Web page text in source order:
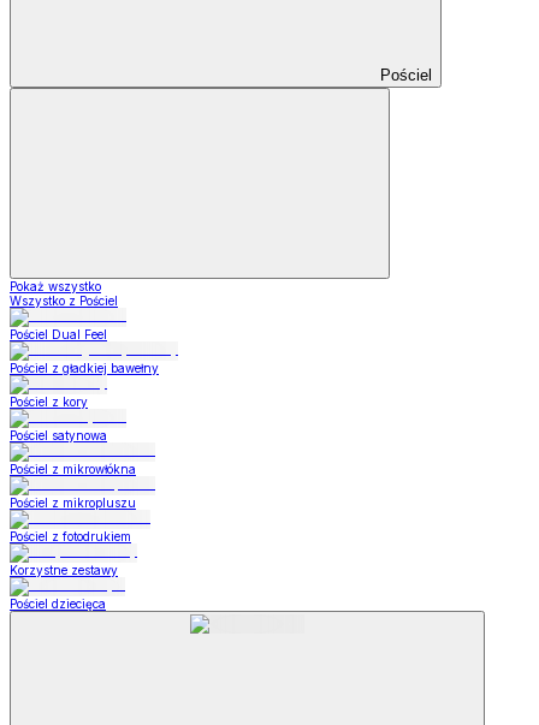
Pościel
Pokaż wszystko
Wszystko z Pościel
Pościel Dual Feel
Pościel z gładkiej bawełny
Pościel z kory
Pościel satynowa
Pościel z mikrowłókna
Pościel z mikropluszu
Pościel z fotodrukiem
Korzystne zestawy
Pościel dziecięca